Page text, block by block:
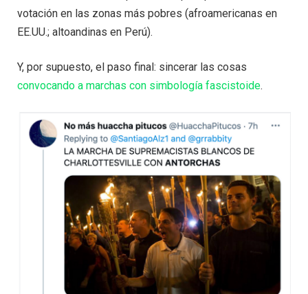
votación en las zonas más pobres (afroamericanas en
EE.UU.; altoandinas en Perú).
Y, por supuesto, el paso final: sincerar las cosas
convocando a marchas con simbología fascistoide.